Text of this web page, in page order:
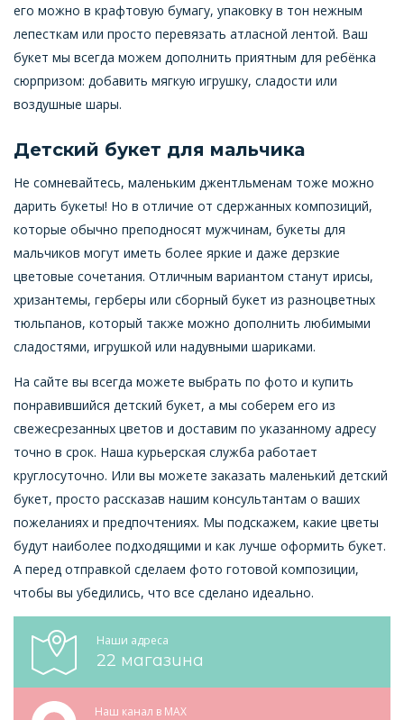
его можно в крафтовую бумагу, упаковку в тон нежным
лепесткам или просто перевязать атласной лентой. Ваш
букет мы всегда можем дополнить приятным для ребёнка
сюрпризом: добавить мягкую игрушку, сладости или
воздушные шары.
Детский букет для мальчика
Не сомневайтесь, маленьким джентльменам тоже можно
дарить букеты! Но в отличие от сдержанных композиций,
которые обычно преподносят мужчинам, букеты для
мальчиков могут иметь более яркие и даже дерзкие
цветовые сочетания. Отличным вариантом станут ирисы,
хризантемы, герберы или сборный букет из разноцветных
тюльпанов, который также можно дополнить любимыми
сладостями, игрушкой или надувными шариками.
На сайте вы всегда можете выбрать по фото и купить
понравившийся детский букет, а мы соберем его из
свежесрезанных цветов и доставим по указанному адресу
точно в срок. Наша курьерская служба работает
круглосуточно. Или вы можете заказать маленький детский
букет, просто рассказав нашим консультантам о ваших
пожеланиях и предпочтениях. Мы подскажем, какие цветы
будут наиболее подходящими и как лучше оформить букет.
А перед отправкой сделаем фото готовой композиции,
чтобы вы убедились, что все сделано идеально.
Наши адреса
22 магазина
Наш канал в MAX